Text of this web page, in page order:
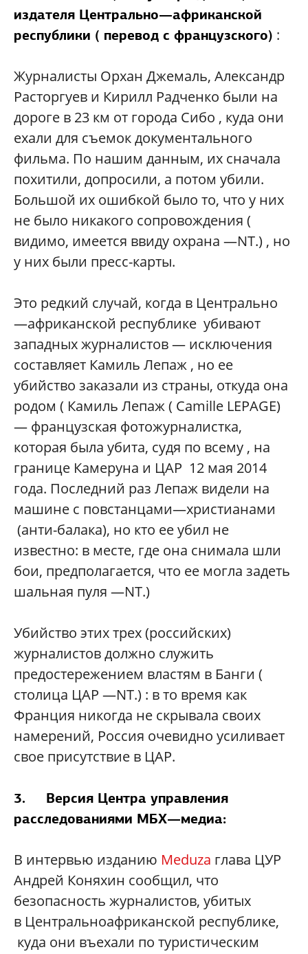
издателя Центрально—африканской
республики ( перевод с французского) :
Журналисты Орхан Джемаль, Александр
Расторгуев и Кирилл Радченко были на
дороге в 23 км от города Сибо , куда они
ехали для съемок документального
фильма. По нашим данным, их сначала
похитили, допросили, а потом убили.
Большой их ошибкой было то, что у них
не было никакого сопровождения (
видимо, имеется ввиду охрана —NT.) , но
у них были пресс-карты.
Это редкий случай, когда в Центрально
—африканской республике убивают
западных журналистов — исключения
составляет Камиль Лепаж , но ее
убийство заказали из страны, откуда она
родом ( Камиль Лепаж ( Camille LEPAGE)
— французская фотожурналистка,
которая была убита, судя по всему , на
границе Камеруна и ЦАР 12 мая 2014
года. Последний раз Лепаж видели на
машине с повстанцами—христианами
(анти-балака), но кто ее убил не
известно: в месте, где она снимала шли
бои, предполагается, что ее могла задеть
шальная пуля —NT.)
Убийство этих трех (российских)
журналистов должно служить
предостережением властям в Банги (
столица ЦАР —NT.) : в то время как
Франция никогда не скрывала своих
намерений, Россия очевидно усиливает
свое присутствие в ЦАР.
3. Версия Центра управления
расследованиями МБХ—медиа:
В интервью изданию Meduza глава ЦУР
Андрей Коняхин сообщил, что
безопасность журналистов, убитых
в Центральноафриканской республике,
куда они въехали по туристическим